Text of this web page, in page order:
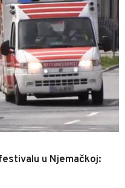
u Njemačkoj: